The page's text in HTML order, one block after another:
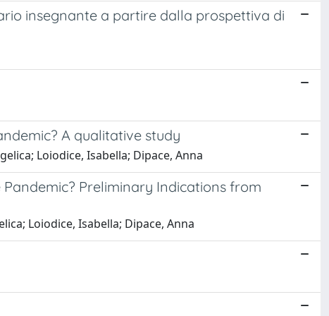
insegnante a partire dalla prospettiva di
A qualitative study
Loiodice, Isabella; Dipace, Anna
Preliminary Indications from
Loiodice, Isabella; Dipace, Anna